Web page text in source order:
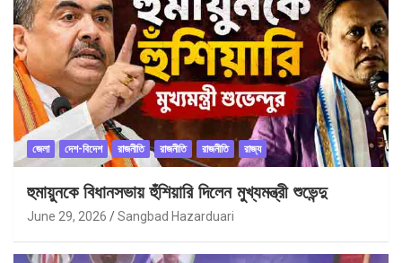
জেলা দেশ-বিদেশ রাজনীতি রাজনীতি রাজনীতি রাজ্য
হুমায়ুনকে বিধানসভায় হুঁশিয়ারি দিলেন মুখ্যমন্ত্রী শুভেন্দু
June 29, 2026 Sangbad Hazarduari